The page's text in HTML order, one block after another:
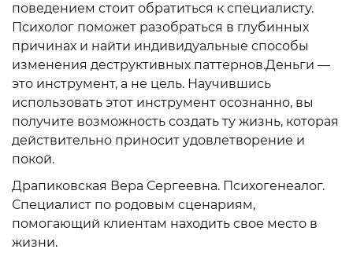
поведением стоит обратиться к специалисту.
Психолог поможет разобраться в глубинных
причинах и найти индивидуальные способы
изменения деструктивных паттернов.Деньги —
это инструмент, а не цель. Научившись
использовать этот инструмент осознанно, вы
получите возможность создать ту жизнь, которая
действительно приносит удовлетворение и
покой.
Драпиковская Вера Сергеевна. Психогенеалог.
Специалист по родовым сценариям,
помогающий клиентам находить свое место в
жизни.